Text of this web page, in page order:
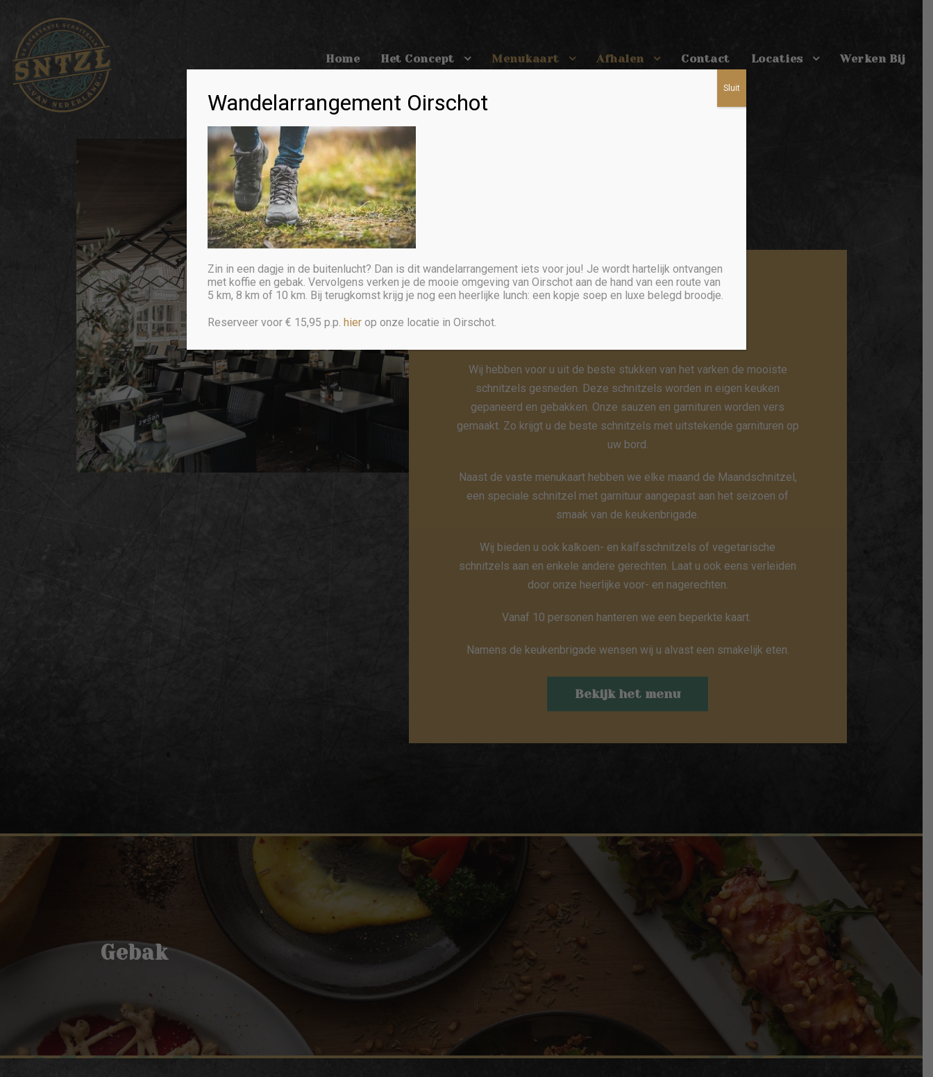
Home Het Concept Menukaart Afhalen Contact Locaties Werken Bij
De zwaan
Wij hebben voor u uit de beste stukken van het varken de mooiste
schnitzels gesneden. Deze schnitzels worden in eigen keuken
gepaneerd en gebakken. Onze sauzen en garnituren worden vers
gemaakt. Zo krijgt u de beste schnitzels met uitstekende garnituren op
uw bord.
Naast de vaste menukaart hebben we elke maand de Maandschnitzel,
een speciale schnitzel met garnituur aangepast aan het seizoen of
smaak van de keukenbrigade.
Wij bieden u ook kalkoen- en kalfsschnitzels of vegetarische
schnitzels aan en enkele andere gerechten. Laat u ook eens verleiden
door onze heerlijke voor- en nagerechten.
Vanaf 10 personen hanteren we een beperkte kaart.
Namens de keukenbrigade wensen wij u alvast een smakelijk eten.
Bekijk het menu
Gebak
Wandelarrangement Oirschot
Zin in een dagje in de buitenlucht? Dan is dit wandelarrangement iets voor jou! Je wordt hartelijk ontvangen
met koffie en gebak. Vervolgens verken je de mooie omgeving van Oirschot aan de hand van een route van
5 km, 8 km of 10 km. Bij terugkomst krijg je nog een heerlijke lunch: een kopje soep en luxe belegd broodje.
Reserveer voor € 15,95 p.p. hier op onze locatie in Oirschot.
Sluit